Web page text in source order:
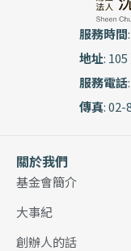
服務時間
地址:
服務電話
傳真: 02-
關於我們
基金會簡介
大事紀
創辦人的話